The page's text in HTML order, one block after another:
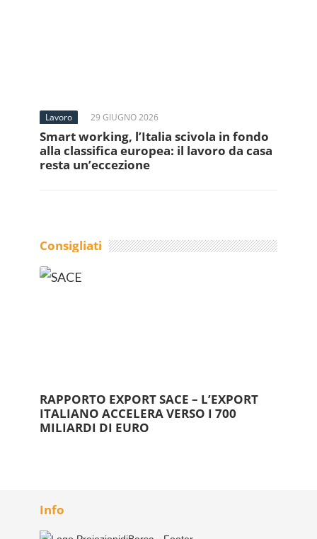
Lavoro 29 GIUGNO 2026
Smart working, l’Italia scivola in fondo
alla classifica europea: il lavoro da casa
resta un’eccezione
Consigliati
RAPPORTO EXPORT SACE – L’EXPORT
ITALIANO ACCELERA VERSO I 700
MILIARDI DI EURO
Info